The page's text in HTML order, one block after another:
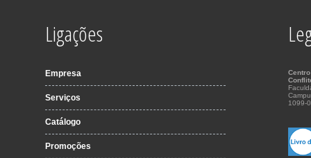
Ligações
Empresa
Serviços
Catálogo
Promoções
1099-